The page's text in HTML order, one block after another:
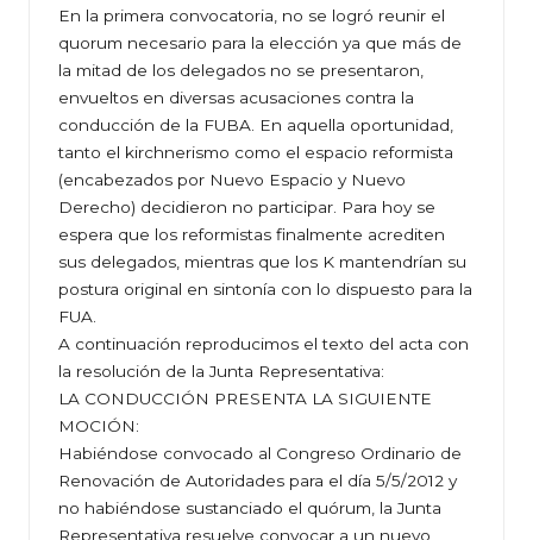
En la primera convocatoria, no se logró reunir el
quorum necesario para la elección ya que más de
la mitad de los delegados no se presentaron,
envueltos en diversas acusaciones contra la
conducción de la FUBA. En aquella oportunidad,
tanto el kirchnerismo como el espacio reformista
(encabezados por Nuevo Espacio y Nuevo
Derecho) decidieron no participar. Para hoy se
espera que los reformistas finalmente acrediten
sus delegados, mientras que los K mantendrían su
postura original en sintonía con lo dispuesto para la
FUA.
A continuación reproducimos el texto del acta con
la resolución de la Junta Representativa:
LA CONDUCCIÓN PRESENTA LA SIGUIENTE
MOCIÓN:
Habiéndose convocado al Congreso Ordinario de
Renovación de Autoridades para el día 5/5/2012 y
no habiéndose sustanciado el quórum, la Junta
Representativa resuelve convocar a un nuevo